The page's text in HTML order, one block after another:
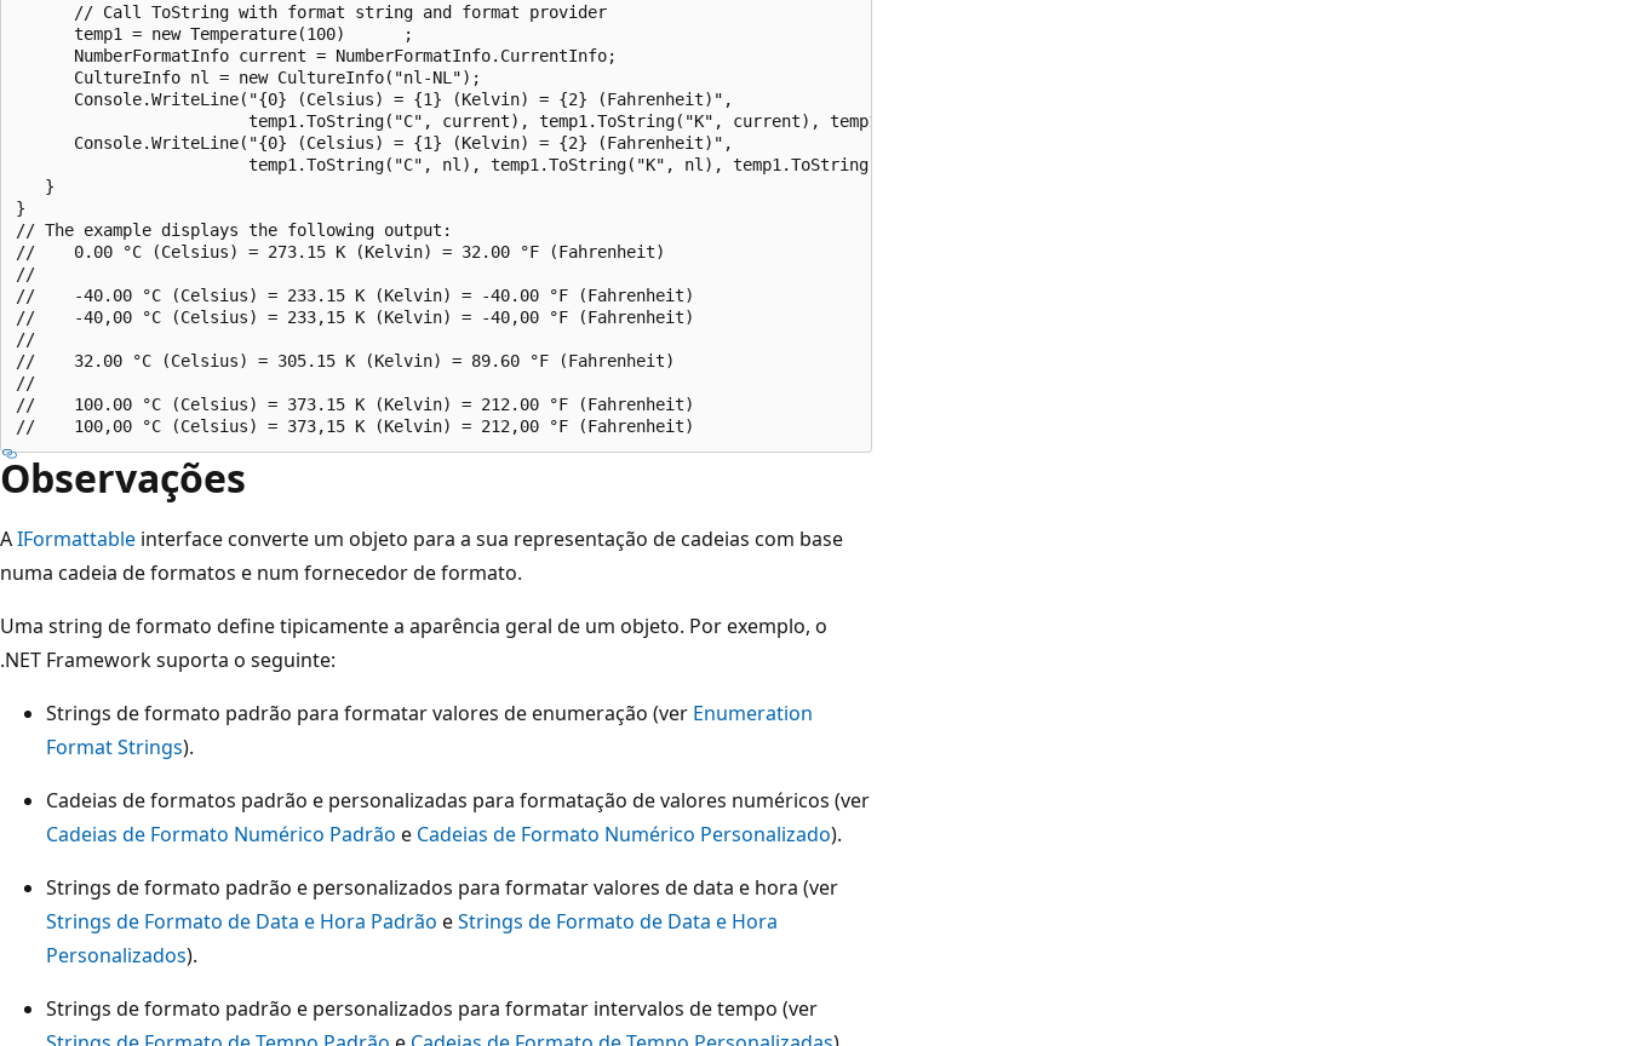
      // Call ToString with format string and format provider
      temp1 = new Temperature(100)      ;
      NumberFormatInfo current = NumberFormatInfo.CurrentInfo;
      CultureInfo nl = new CultureInfo("nl-NL");
      Console.WriteLine("{0} (Celsius) = {1} (Kelvin) = {2} (Fahrenheit)",
                        temp1.ToString("C", current), temp1.ToString("K", current), temp1.ToString("F", current));
      Console.WriteLine("{0} (Celsius) = {1} (Kelvin) = {2} (Fahrenheit)",
                        temp1.ToString("C", nl), temp1.ToString("K", nl), temp1.ToString("F", nl));
   }
}
// The example displays the following output:
//    0.00 °C (Celsius) = 273.15 K (Kelvin) = 32.00 °F (Fahrenheit)
//
//    -40.00 °C (Celsius) = 233.15 K (Kelvin) = -40.00 °F (Fahrenheit)
//    -40,00 °C (Celsius) = 233,15 K (Kelvin) = -40,00 °F (Fahrenheit)
//
//    32.00 °C (Celsius) = 305.15 K (Kelvin) = 89.60 °F (Fahrenheit)
//
//    100.00 °C (Celsius) = 373.15 K (Kelvin) = 212.00 °F (Fahrenheit)
Observações
AIFormattable interface converte um objeto para a sua representação de cadeias com base
numa cadeia de formatos e num fornecedor de formato.
Uma string de formato define tipicamente a aparência geral de um objeto. Por exemplo, o
.NET Framework suporta o seguinte:
Strings de formato padrão para formatar valores de enumeração (ver Enumeration
Format Strings).
Cadeias de formatos padrão e personalizadas para formatação de valores numéricos (ver
Cadeias de Formato Numérico Padrão e Cadeias de Formato Numérico Personalizado).
Strings de formato padrão e personalizados para formatar valores de data e hora (ver
Strings de Formato de Data e Hora Padrão eStrings de Formato de Data e Hora
Personalizados).
Strings de formato padrão e personalizados para formatar intervalos de tempo (ver